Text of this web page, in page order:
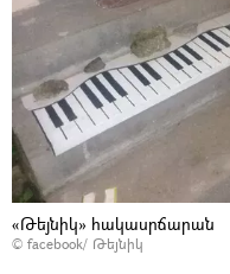
«Թեյնիկ» հակասրճարան
© facebook/ Թեյնիկ